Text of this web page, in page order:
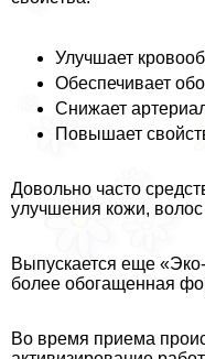
Улучшает
Обеспечивает
Снижает
Повышает
Довольно часто
улучшения кожи, волос
Выпускается еще
более обогащенная
Во время приема